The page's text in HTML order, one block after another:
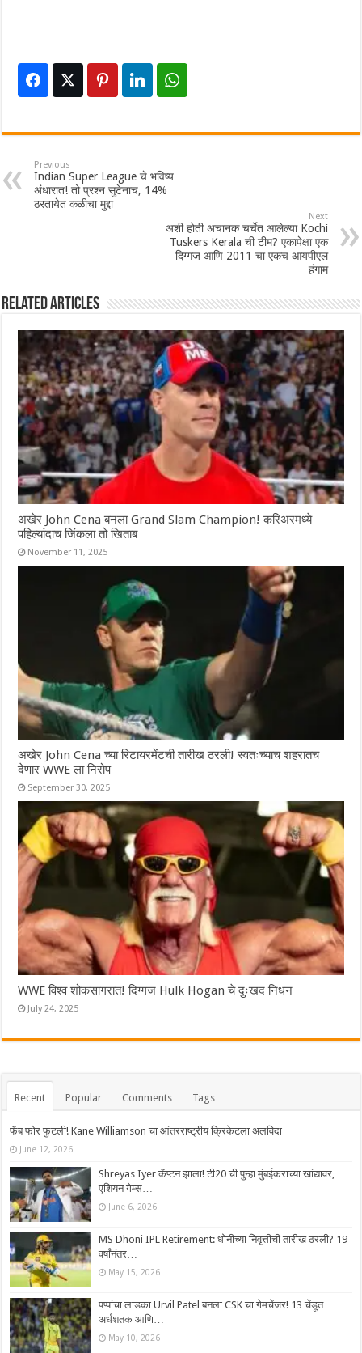
Previous
Indian Super League चे भविष्य
अंधारात! तो प्रश्न सुटेनाच, 14%
ठरतायेत कळीचा मुद्दा
Next
अशी होती अचानक चर्चेत आलेल्या Kochi
Tuskers Kerala ची टीम? एकापेक्षा एक
दिग्गज आणि 2011 चा एकच आयपीएल
हंगाम
Related Articles
अखेर John Cena बनला Grand Slam Champion! करिअरमध्ये
पहिल्यांदाच जिंकला तो खिताब
November 11, 2025
अखेर John Cena च्या रिटायरमेंटची तारीख ठरली! स्वतःच्याच शहरातच
देणार WWE ला निरोप
September 30, 2025
WWE विश्व शोकसागरात! दिग्गज Hulk Hogan चे दुःखद निधन
July 24, 2025
Recent Popular Comments Tags
फॅब फोर फुटली! Kane Williamson चा आंतरराष्ट्रीय क्रिकेटला अलविदा
June 12, 2026
Shreyas Iyer कॅप्टन झाला! टी20 ची पुन्हा मुंबईकराच्या खांद्यावर,
एशियन गेम्स…
June 6, 2026
MS Dhoni IPL Retirement: धोनीच्या निवृत्तीची तारीख ठरली? 19
वर्षांनंतर…
May 15, 2026
पप्पांचा लाडका Urvil Patel बनला CSK चा गेमचेंजर! 13 चेंडूत
अर्धशतक आणि…
May 10, 2026